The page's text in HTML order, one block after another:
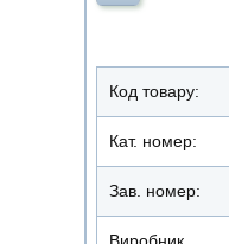
Код товару:
Кат. номер:
Зав. номер: